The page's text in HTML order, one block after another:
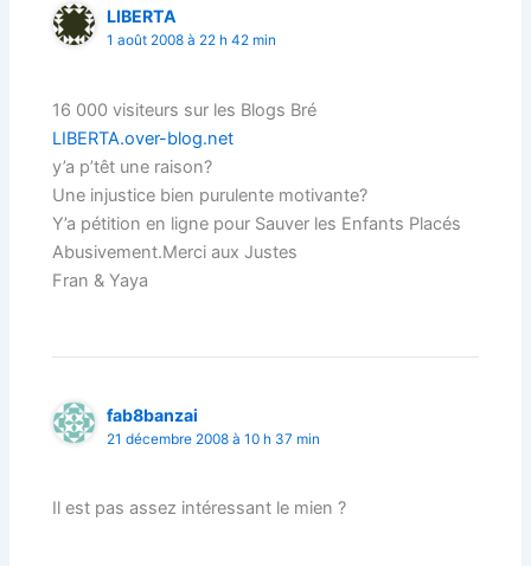
LIBERTA
1 août 2008 à 22 h 42 min
16 000 visiteurs sur les Blogs Bré
LIBERTA.over-blog.net
y’a p’têt une raison?
Une injustice bien purulente motivante?
Y’a pétition en ligne pour Sauver les Enfants Placés
Abusivement.Merci aux Justes
Fran & Yaya
fab8banzai
21 décembre 2008 à 10 h 37 min
Il est pas assez intéressant le mien ?